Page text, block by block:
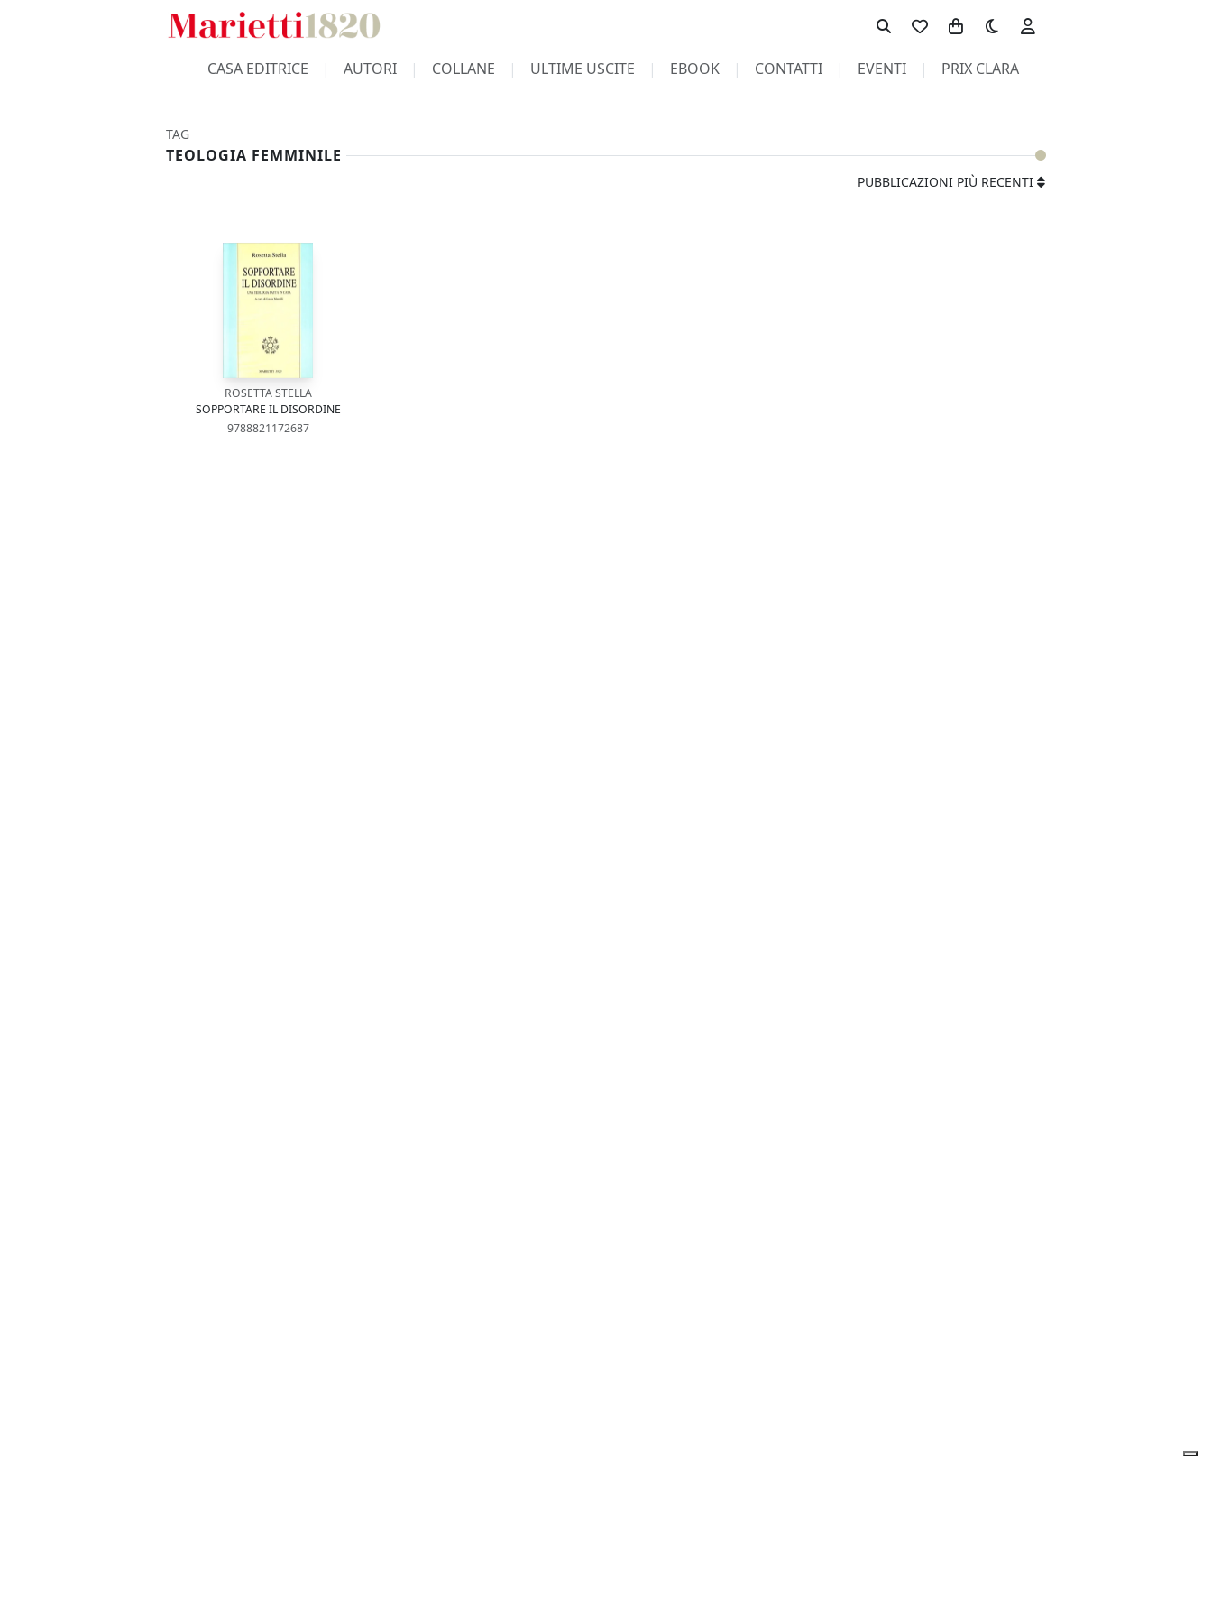
Toggle theme
CASA EDITRICE AUTORI COLLANE ULTIME USCITE EBOOK CONTATTI EVENTI PRIX CLARA
TAG
TEOLOGIA FEMMINILE
PUBBLICAZIONI PIÙ RECENTI
ROSETTA STELLA
SOPPORTARE IL DISORDINE
9788821172687